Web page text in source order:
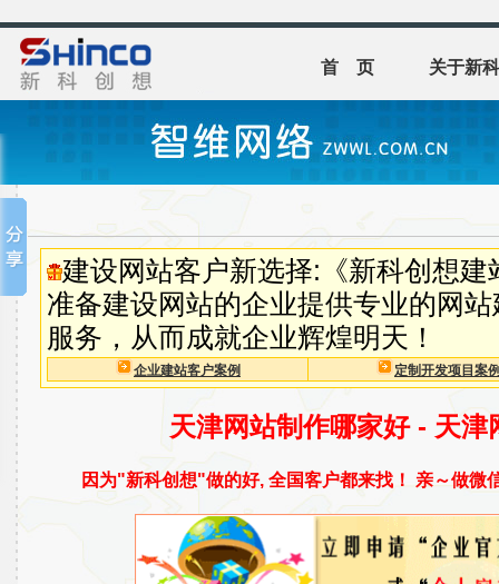
首 页 关于新
建设网站客户新选择:《新科创想
准备建设网站的企业提供专业的网
服务，从而成就企业辉煌明天！
企业建站客户案例 定制开发项目案
天津网站制作哪家好 - 天津
因为"新科创想"做的好, 全国客户都来找！ 亲～做微